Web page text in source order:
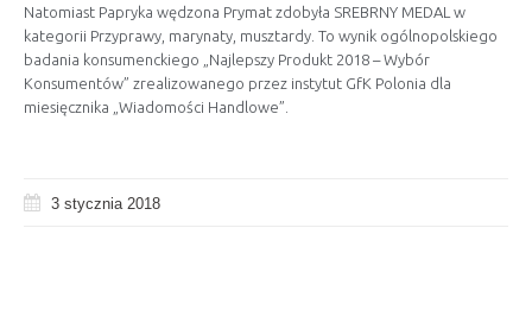
Natomiast Papryka wędzona Prymat zdobyła SREBRNY MEDAL w
kategorii Przyprawy, marynaty, musztardy. To wynik ogólnopolskiego
badania konsumenckiego „Najlepszy Produkt 2018 – Wybór
Konsumentów” zrealizowanego przez instytut GfK Polonia dla
miesięcznika „Wiadomości Handlowe”.
3 stycznia 2018